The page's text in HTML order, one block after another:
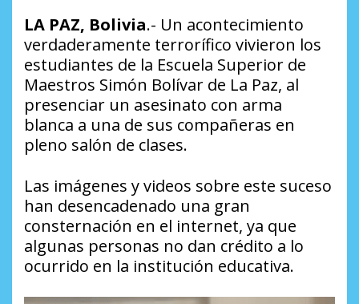
LA PAZ, Bolivia.- Un acontecimiento
verdaderamente terrorífico vivieron los
estudiantes de la Escuela Superior de
Maestros Simón Bolívar de La Paz, al
presenciar un asesinato con arma
blanca a una de sus compañeras en
pleno salón de clases.
Las imágenes y videos sobre este suceso
han desencadenado una gran
consternación en el internet, ya que
algunas personas no dan crédito a lo
ocurrido en la institución educativa.